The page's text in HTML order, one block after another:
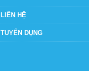
LIÊN HỆ
TUYỂN DỤNG